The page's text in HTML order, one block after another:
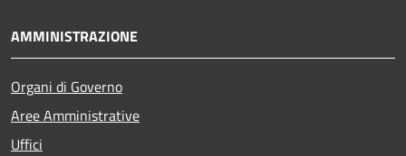
AMMINISTRAZIONE
Organi di Governo
Aree Amministrative
Uffici